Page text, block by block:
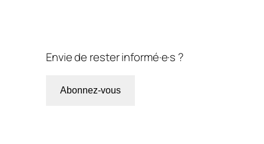
Envie de rester informé·e·s ?
Abonnez-vous